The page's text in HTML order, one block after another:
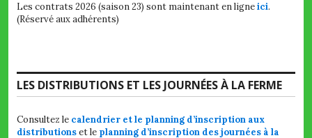
Les contrats 2026 (saison 23) sont maintenant en ligneici.
(Réservé aux adhérents)
LES DISTRIBUTIONS ET LES JOURNÉES À LA FERME
Consultez le calendrier et le planning d’inscription aux
distributionset le planning d’inscription des journées à la